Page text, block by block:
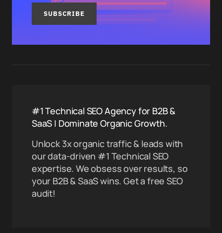
SUBSCRIBE
#1 Technical SEO Agency for B2B &
SaaS | Dominate Organic Growth.
Unlock 3x organic traffic & leads with
our data-driven #1 Technical SEO
expertise. We obsess over results, so
your B2B & SaaS wins. Get a free SEO
audit!